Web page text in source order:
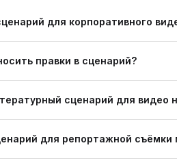
для корпоративного
для ролика устроены по-разному.
правки в сценарий?
сценарий для видео
для репортажной съёмки